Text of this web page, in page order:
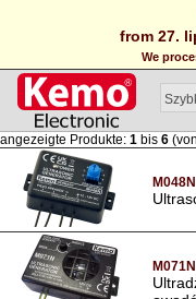
from 27.
We
angezeigte Produkte: 1 bis 6 (von
M048N
M071N